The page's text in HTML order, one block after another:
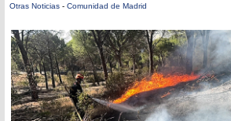
Otras Noticias - Comunidad de Madrid